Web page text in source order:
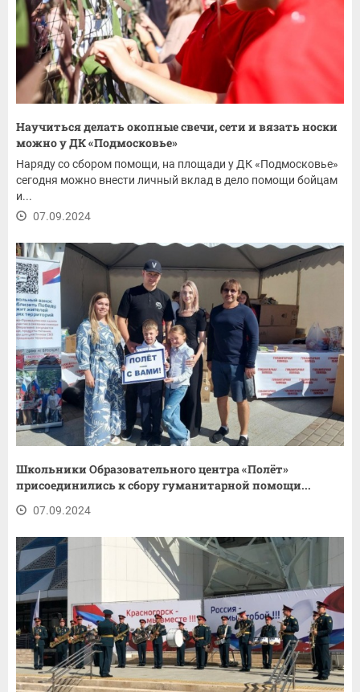
Научиться делать окопные свечи, сети и вязать носки
можно у ДК «Подмосковье»
Наряду со сбором помощи, на площади у ДК «Подмосковье»
сегодня можно внести личный вклад в дело помощи бойцам
и...
07.09.2024
Школьники Образовательного центра «Полëт»
присоединились к сбору гуманитарной помощи...
07.09.2024